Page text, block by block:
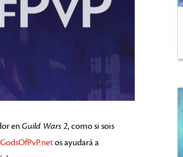
enGuild Wars 2, como si sois
GodsOfPvP.netos ayudará a